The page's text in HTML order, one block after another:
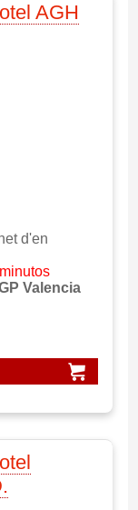
AGH
d'en
Valencia